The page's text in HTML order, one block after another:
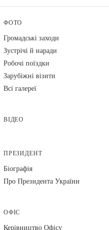
ФОТО
Громадські заходи
Зустрічі й наради
Робочі поїздки
Зарубіжні візити
Всі галереї
ВІДЕО
ПРЕЗИДЕНТ
Біографія
Про Президента України
ОФІС
Керівництво Офісу